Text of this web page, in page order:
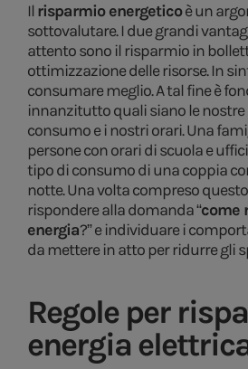
Ilrisparmio energeticoè un
sottovalutare. I due grandi
attento sono il risparmio in
ottimizzazione delle risorse. In
consumare meglio. A tal fine è
innanzitutto quali siano le
consumo e i nostri orari. Una
persone con orari di scuola e
tipo di consumo di una coppia
notte. Una volta compreso
rispondere alla domanda “come
energia?” e individuare i
da mettere in atto per ridurre gli
Regole per
energia